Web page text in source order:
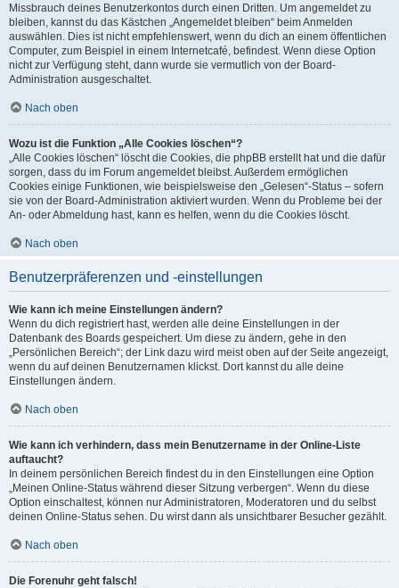
Missbrauch deines Benutzerkontos durch einen Dritten. Um angemeldet zu
bleiben, kannst du das Kästchen „Angemeldet bleiben“ beim Anmelden
auswählen. Dies ist nicht empfehlenswert, wenn du dich an einem öffentlichen
Computer, zum Beispiel in einem Internetcafé, befindest. Wenn diese Option
nicht zur Verfügung steht, dann wurde sie vermutlich von der Board-
Administration ausgeschaltet.
Nach oben
Wozu ist die Funktion „Alle Cookies löschen“?
„Alle Cookies löschen“ löscht die Cookies, die phpBB erstellt hat und die dafür
sorgen, dass du im Forum angemeldet bleibst. Außerdem ermöglichen
Cookies einige Funktionen, wie beispielsweise den „Gelesen“-Status – sofern
sie von der Board-Administration aktiviert wurden. Wenn du Probleme bei der
An- oder Abmeldung hast, kann es helfen, wenn du die Cookies löscht.
Nach oben
Benutzerpräferenzen und -einstellungen
Wie kann ich meine Einstellungen ändern?
Wenn du dich registriert hast, werden alle deine Einstellungen in der
Datenbank des Boards gespeichert. Um diese zu ändern, gehe in den
„Persönlichen Bereich“; der Link dazu wird meist oben auf der Seite angezeigt,
wenn du auf deinen Benutzernamen klickst. Dort kannst du alle deine
Einstellungen ändern.
Nach oben
Wie kann ich verhindern, dass mein Benutzername in der Online-Liste
auftaucht?
In deinem persönlichen Bereich findest du in den Einstellungen eine Option
„Meinen Online-Status während dieser Sitzung verbergen“. Wenn du diese
Option einschaltest, können nur Administratoren, Moderatoren und du selbst
deinen Online-Status sehen. Du wirst dann als unsichtbarer Besucher gezählt.
Nach oben
Die Forenuhr geht falsch!